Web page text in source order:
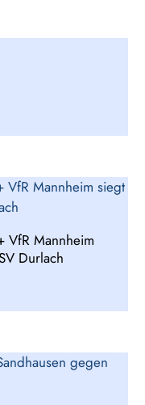
VfR Mannheim
Durlach